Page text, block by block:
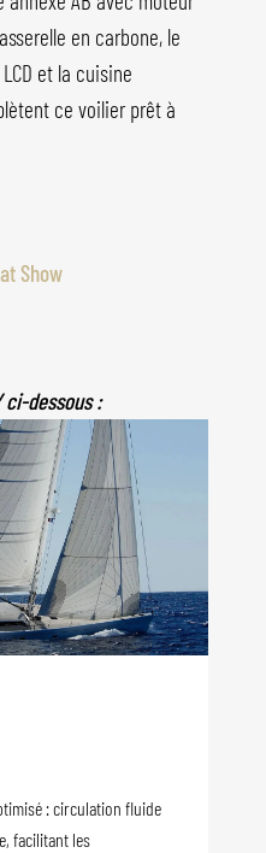
en carbone, le
et la cuisine
ce voilier prêt à
Show
ci-dessous :
: circulation fluide
facilitant les